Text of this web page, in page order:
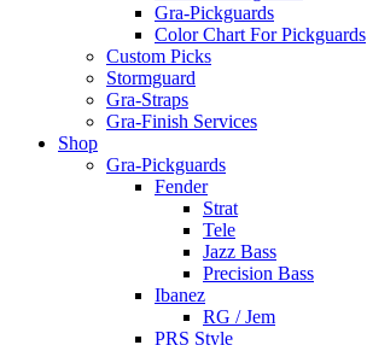
Gra-Pickguards
Color Chart For Pickguards
Custom Picks
Stormguard
Gra-Straps
Gra-Finish Services
Shop
Gra-Pickguards
Fender
Strat
Tele
Jazz Bass
Precision Bass
Ibanez
RG / Jem
PRS Style